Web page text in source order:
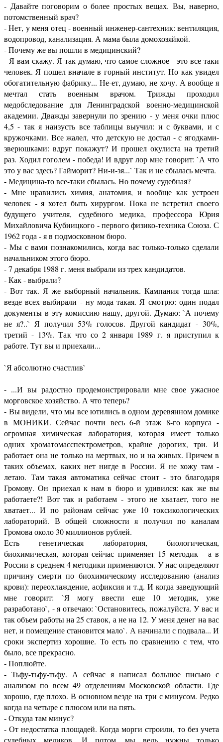
- Давайте поговорим о более простых вещах. Вы, наверно,
потомственный врач?
- Нет, у меня отец - военный инженер-сантехник: вентиляция,
водопровод, канализация. А мама была домохозяйкой.
- Почему же вы пошли в медицинский?
- Я вам скажу. Я так думаю, что самое сложное - это все-таки
человек. Я пошел вначале в горный институт. Но как увидел
обогатительную фабрику... Не-ет, думаю, не хочу. А вообще я
мечтал стать военным врачом. Трижды проходил
медобследование для Ленинградской военно-медицинской
академии. Дважды завернули по зрению - у меня очки плюс
4,5 - так я наизусть все таблицы выучил: и с буквами, и с
кружочками. Все жалел, что детскую не достал - с ягодками-
зверюшками: вдруг покажут? И прошел окулиста на третий
раз. Ходил гоголем - победа! И вдруг лор мне говорит: `А что
это у вас здесь? Гайморит? Ни-и-зя...` Так и не сбылась мечта.
- Медицина-то все-таки сбылась. Но почему судебная?
- Мне нравились химия, анатомия, и вообще как устроен
человек - я хотел быть хирургом. Пока не встретил своего
будущего учителя, судебного медика, профессора Юрия
Михайловича Кубиицкого - первого физико-техника Союза. С
1962 года - я в подмосковном бюро.
- Мы с вами познакомились, когда вас только-только сделали
начальником этого бюро.
- 7 декабря 1988 г. меня выбрали из трех кандидатов.
- Как - выбрали?
- Вот так. Я же выборный начальник. Кампания тогда шла:
везде всех выбирали - ну мода такая. Я смотрю: один подал
документы в эту комиссию нашу, другой. Думаю: `А почему
не я?..` Я получил 53% голосов. Другой кандидат - 30%,
третий - 13%. Так что со 2 января 1989 г. я приступил к
работе. Тут вы и приехали...
`Я абсолютно счастлив`
- ...И вы радостно продемонстрировали мне свое ужасное
морговское хозяйство. А что теперь?
- Вы видели, что мы все ютились в одном деревянном домике
в МОНИКИ. Сейчас почти весь 6-й этаж 8-го корпуса -
огромная химическая лаборатория, которая имеет только
одних хроматомасспектрометров, крайне дорогих, три. И
работает она не только на мертвых, но и на живых. Причем в
таких объемах, каких нет нигде в России. Я не хожу там -
летаю. Там такая автоматика сейчас стоит - это благодаря
Громову. Он приехал к нам в бюро и удивился: как же вы
работаете?! Вот так и работаем - этого не хватает, того не
хватает... И по районам сейчас уже 10 токсикологических
лабораторий. В общей сложности я получил по каналам
Громова около 30 миллионов рублей.
Есть генетическая лаборатория, биологическая,
биохимическая, которая сейчас применяет 15 методик - а в
России в среднем 4 методики применяются. У нас определяют
причину смерти по биохимическому исследованию (анализ
крови): переохлаждение, асфиксия и т.д. И когда заведующий
мне говорит: `Я могу ввести еще 10 методик, уже
разработано`, - я отвечаю: `Остановитесь, пожалуйста. У вас и
так объем работы на 25 ставок, а не на 12. У меня денег на вас
нет, и помещение становится мало`. А начинали с подвала... И
сроки экспертиз хорошие. То есть по сравнению с тем, что
было, все прекрасно.
- Поплюйте.
- Тьфу-тьфу-тьфу. А сейчас я написал большое письмо с
анализом по всем 49 отделениям Московской области. Где
хорошо, где плохо. В основном везде на три с минусом. Редко
когда на четыре с плюсом или на пять.
- Откуда там минус?
- От недостатка площадей. Когда морги строили, то без учета
судебных медиков. И потом, мы ведь нужны только